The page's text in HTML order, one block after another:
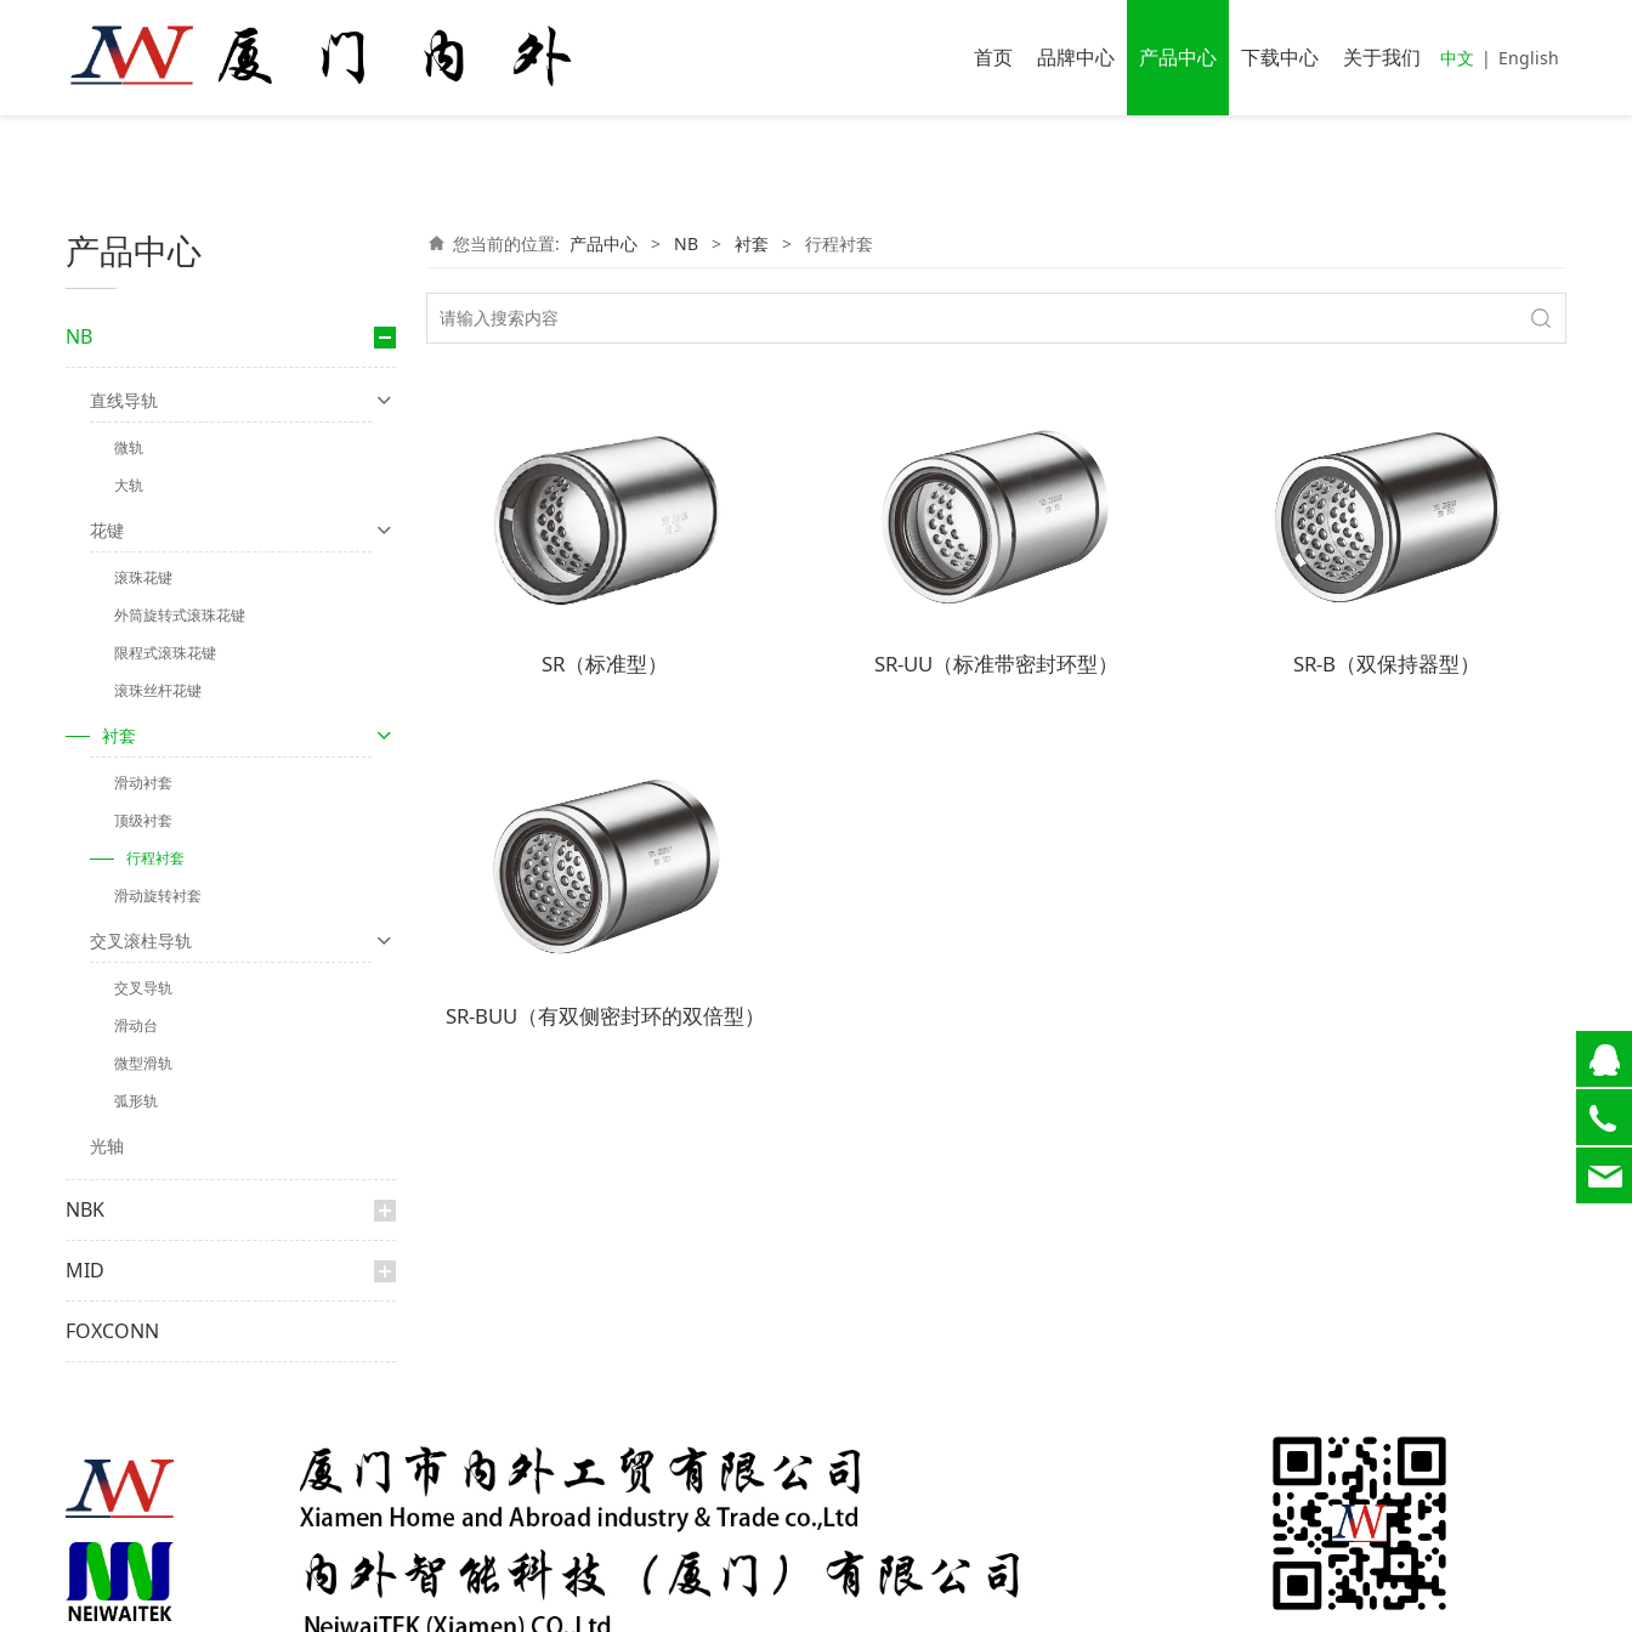
中文 | English
首页 品牌中心 产品中心 下载中心 关于我们
产品中心
NB
直线导轨
微轨
大轨
花键
滚珠花键
外筒旋转式滚珠花键
限程式滚珠花键
滚珠丝杆花键
衬套
滑动衬套
顶级衬套
行程衬套
滑动旋转衬套
交叉滚柱导轨
交叉导轨
滑动台
微型滑轨
弧形轨
光轴
NBK
MID
FOXCONN
您当前的位置: 产品中心 > NB > 衬套 > 行程衬套
SR（标准型） SR-UU（标准带密封环型） SR-B（双保持器型）
SR-BUU（有双侧密封环的双倍型）